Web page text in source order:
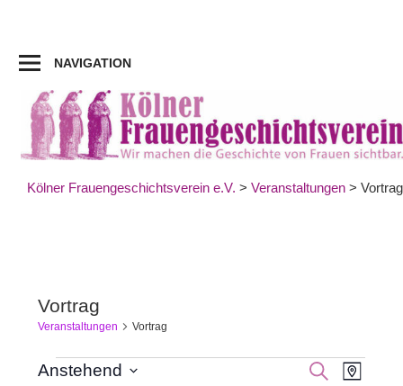
springen
NAVIGATION
Kölner Frauengeschichtsverein e.V. > Veranstaltungen > Vortrag
Vortrag
Veranstaltungen Vortrag
Veranstaltungen SUCHE
KARTE
Anstehend